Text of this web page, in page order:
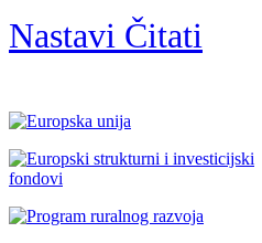
Nastavi Čitati